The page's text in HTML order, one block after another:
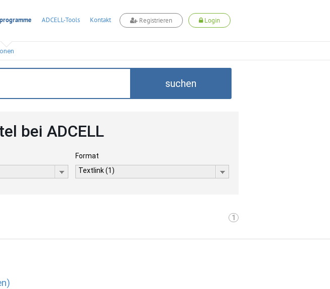
ADCELL-Tools Kontakt Registrieren Login
suchen
bei ADCELL
Format
Textlink (1)
1